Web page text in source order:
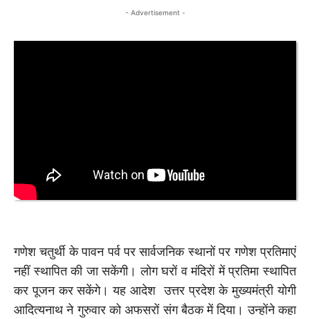
- Advertisement -
गणेश चतुर्थी के पावन पर्व पर सार्वजनिक स्थानों पर गणेश प्रतिमाएं
नहीं स्थापित की जा सकेंगी। लोग घरों व मंदिरों में प्रतिमा स्थापित
कर पूजन कर सकेंगे। यह आदेश उत्तर प्रदेश के मुख्यमंत्री योगी
आदित्यनाथ ने गुरुवार को अफसरों संग बैठक में दिया। उन्होंने कहा